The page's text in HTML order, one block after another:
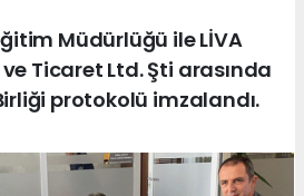
Müdürlüğü ile LİVA
Ticaret Ltd. Şti arasında
protokolü imzalandı.